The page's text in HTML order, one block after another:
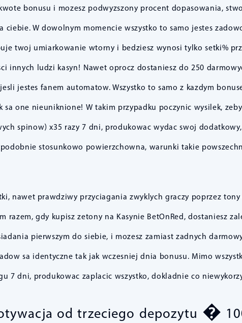
bonusu i mozesz podwyzszony procent dopasowania,
W dowolnym momencie wszystko to samo jestes
twoj umiarkowanie wtorny i bedziesz wynosi tylko
innych ludzi kasyn! Nawet oprocz dostaniesz do 250
jestes fanem automatow. Wszystko to samo z kazdym
one nieuniknione! W takim przypadku poczynic wysilek,
spinow) x35 razy 7 dni, produkowac wydac swoj
stosunkowo powierzchowna, warunki takie
nawet prawdziwy przyciagania zwyklych graczy poprzez
gdy kupisz zetony na Kasynie BetOnRed, dostaniesz
pierwszym do siebie, i mozesz zamiast zadnych
sa identyczne tak jak wczesniej dnia bonusu. Mimo
7 dni, produkowac zaplacic wszystko, dokladnie co
od trzeciego depozytu �